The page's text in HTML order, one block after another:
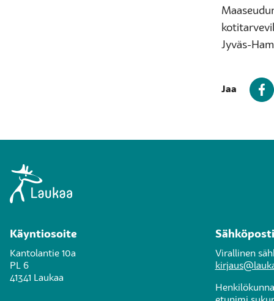
Jyväs-
Jaa
Käyntiosoite
Kantolantie 10a
PL 6
41341 Laukaa
Sähköposti
Virallinen